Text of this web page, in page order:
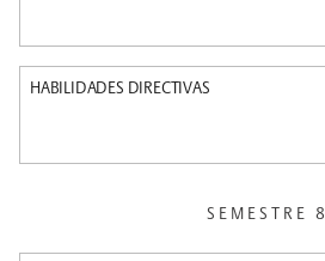
HABILIDADES DIRECTIVAS
SEMESTRE 8